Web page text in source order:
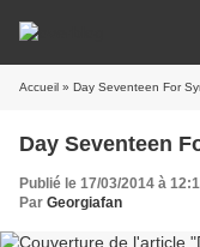
Accueil » Day Seventeen For
Day Seventeen
Publié le 17/03/2014 à
Par Georgiafan